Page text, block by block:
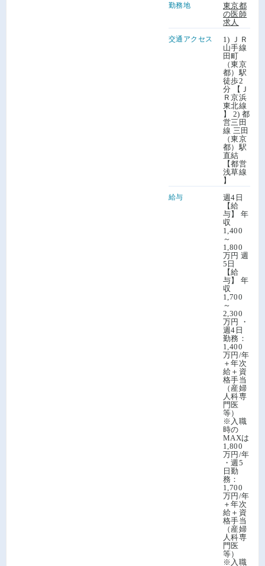
勤務地
東京都
の医師
求人
交通アクセス
1) ＪＲ
山手線
田町
（東京
都）駅
徒歩2
分 【Ｊ
Ｒ京浜
東北線
】 2) 都
営三田
線 三田
（東京
都）駅
直結
【都営
浅草線
】
給与
週4日
【給
与】 年
収
1,400
～
1,800
万円 週
5日
【給
与】 年
収
1,700
～
2,300
万円 ・
週4日
勤務：
1,400
万円/年
＋年次
給＋資
格手当
（産婦
人科専
門医
等）
※入職
時の
MAXは
1,800
万円/年
・週5
日勤
務：
1,700
万円/年
＋年次
給＋資
格手当
（産婦
人科専
門医
等）
※入職